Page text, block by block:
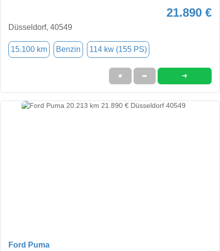
21.890 €
Düsseldorf, 40549
15.100 km Benzin 114 kw (155 PS)
★ ➦ ➜
Ford Puma